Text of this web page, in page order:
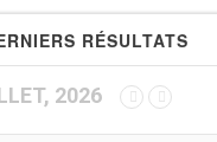
RÉSULTATS
2026